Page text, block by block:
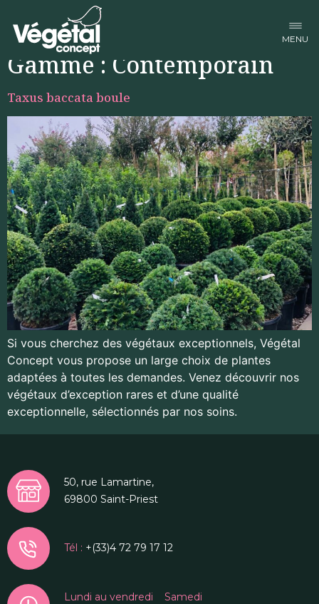
Gamme : Contemporain
Taxus baccata boule
Si vous cherchez des végétaux exceptionnels, Végétal
Concept vous propose un large choix de plantes
adaptées à toutes les demandes. Venez découvrir nos
végétaux d’exception rares et d’une qualité
exceptionnelle, sélectionnés par nos soins.
50, rue Lamartine,
69800 Saint-Priest
Tél : +(33)4 72 79 17 12
Lundi au vendredi
Samedi